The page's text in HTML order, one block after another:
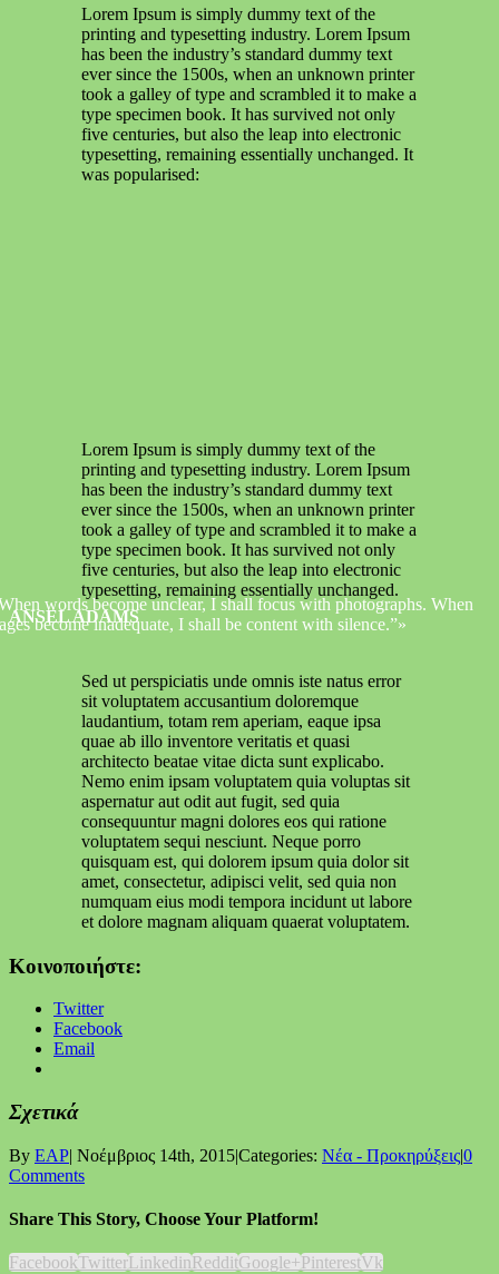
Lorem Ipsum is simply dummy text of the
printing and typesetting industry. Lorem Ipsum
has been the industry’s standard dummy text
ever since the 1500s, when an unknown printer
took a galley of type and scrambled it to make a
type specimen book. It has survived not only
five centuries, but also the leap into electronic
typesetting, remaining essentially unchanged. It
was popularised:
Lorem Ipsum is simply dummy text of the
printing and typesetting industry. Lorem Ipsum
has been the industry’s standard dummy text
ever since the 1500s, when an unknown printer
took a galley of type and scrambled it to make a
type specimen book. It has survived not only
five centuries, but also the leap into electronic
typesetting, remaining essentially unchanged.
words become unclear, I shall focus with photographs. When
become inadequate, I shall be content with silence.”
ANSEL ADAMS
Sed ut perspiciatis unde omnis iste natus error
sit voluptatem accusantium doloremque
laudantium, totam rem aperiam, eaque ipsa
quae ab illo inventore veritatis et quasi
architecto beatae vitae dicta sunt explicabo.
Nemo enim ipsam voluptatem quia voluptas sit
aspernatur aut odit aut fugit, sed quia
consequuntur magni dolores eos qui ratione
voluptatem sequi nesciunt. Neque porro
quisquam est, qui dolorem ipsum quia dolor sit
amet, consectetur, adipisci velit, sed quia non
numquam eius modi tempora incidunt ut labore
et dolore magnam aliquam quaerat voluptatem.
Κοινοποιήστε:
Twitter
Facebook
Email
Σχετικά
By EAP| Νοέμβριος 14th, 2015|Categories: Νέα - Προκηρύξεις|0
Comments
Share This Story, Choose Your Platform!
FacebookTwitter Linkedin RedditGoogle+ PinterestVk